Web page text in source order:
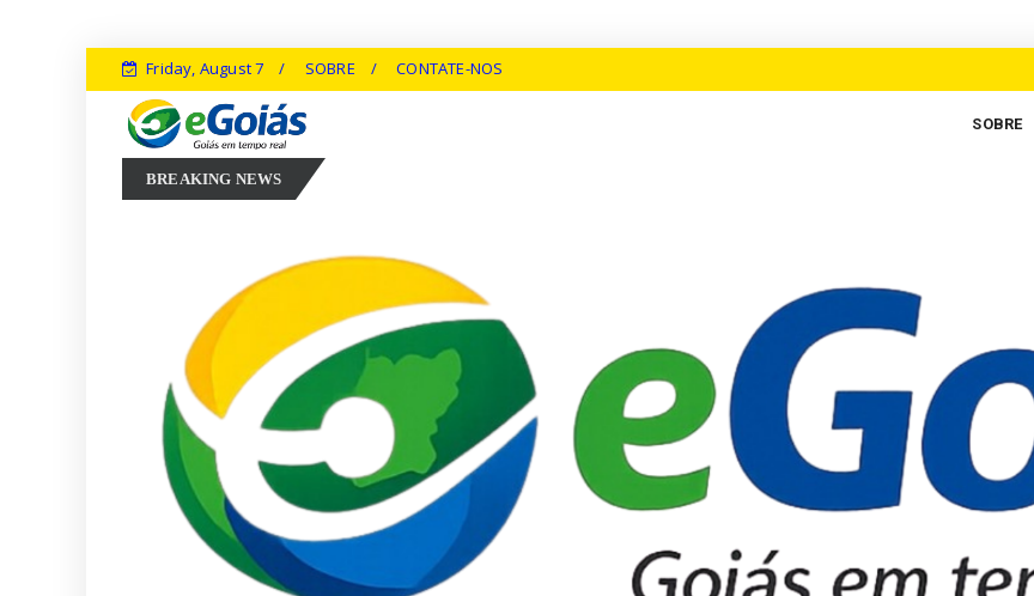
Friday, August 7 SOBRE CONTATE-NOS
SOBRE
BREAKING NEWS
Marconi Perillo aposta em experiência, inovação e geração de empregos para defender novo ciclo de crescimento em Goiás